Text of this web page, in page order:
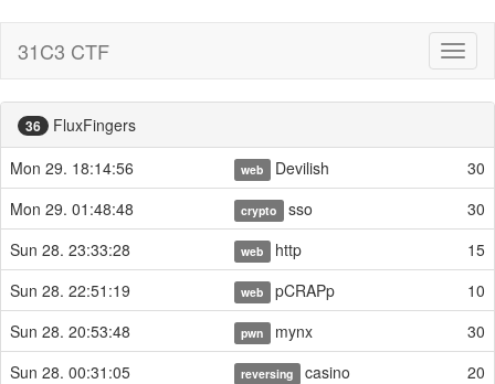
31C3 CTF
36
FluxFingers
Mon 29. 18:14:56
web Devilish
30
Mon 29. 01:48:48
crypto sso
30
Sun 28. 23:33:28
web http
15
Sun 28. 22:51:19
web pCRAPp
10
Sun 28. 20:53:48
pwn mynx
30
Sun 28. 00:31:05
reversing casino
20